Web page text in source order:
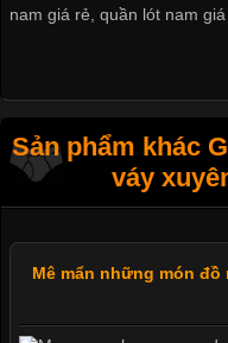
nam giá rẻ ,quần lót nam
Sản phẩm khác
váy
Mê mẩn những món